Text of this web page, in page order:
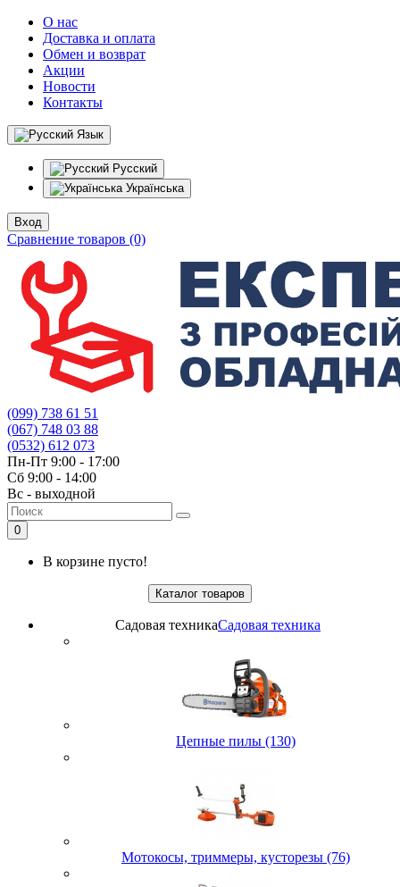
О нас
Доставка и оплата
Обмен и возврат
Акции
Новости
Контакты
Язык
Русский
Українська
Вход
Сравнение товаров (0)
(099) 738 61 51
(067) 748 03 88
(0532) 612 073
Пн-Пт 9:00 - 17:00
Сб 9:00 - 14:00
Вс - выходной
0
В корзине пусто!
Каталог товаров
Садовая техникаСадовая техника
Цепные пилы (130)
Мотокосы, триммеры, кусторезы (76)